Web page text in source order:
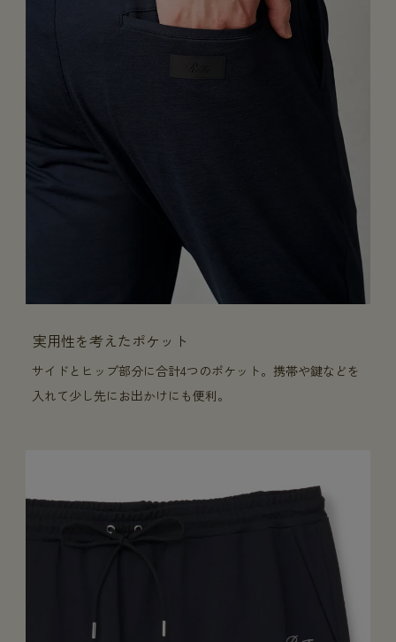
実用性を考えたポケット
サイドとヒップ部分に合計4つのポケット。携帯や鍵などを
入れて少し先にお出かけにも便利。